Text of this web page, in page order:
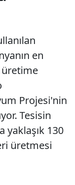
en
Projesi'nin
Tesisin
yaklaşık 130
üretmesi